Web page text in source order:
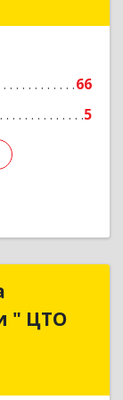
66
5
Подробнее
" ЦТО
группа
" ЦТО